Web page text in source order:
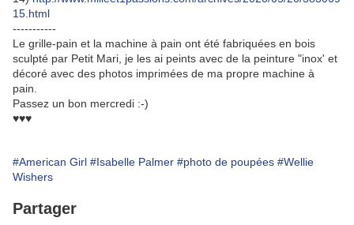
15.html
-----------
Le grille-pain et la machine à pain ont été fabriquées en bois
sculpté par Petit Mari, je les ai peints avec de la peinture "inox' et
décoré avec des photos imprimées de ma propre machine à
pain.
Passez un bon mercredi :-)
♥♥♥
#American Girl #Isabelle Palmer #photo de poupées #Wellie
Wishers
Partager